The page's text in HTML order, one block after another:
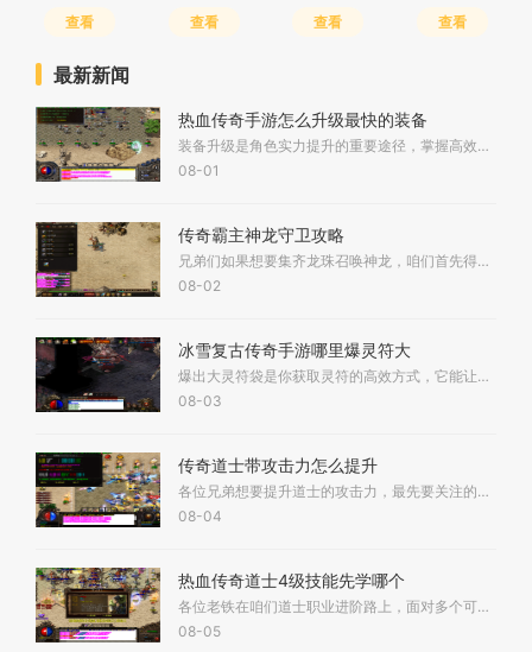
查看 查看 查看 查看
最新新闻
热血传奇手游怎么升级最快的装备
装备升级是角色实力提升的重要途径，掌握高效的升级方法能够显著增强角色的战斗力。玩家首先需要通过各种活动或任务获取黄金装备，这是进行后续强化的基础。获取途径包括游戏
08-01
传奇霸主神龙守卫攻略
兄弟们如果想要集齐龙珠召唤神龙，咱们首先得找到神龙守卫这个大家伙。神龙守卫可不是随便就能遇到的，它只在特定的时间刷新出来，我们最好记好它的出现规律。击败神龙守卫后
08-02
冰雪复古传奇手游哪里爆灵符大
爆出大灵符袋是你获取灵符的高效方式，它能让你的资源快速积累，直接提升你的游戏体验。大灵符袋爆出后会获得1000到9999点灵符，相比小袋和中袋，收益更可观；你可以通过打怪来获
08-03
传奇道士带攻击力怎么提升
各位兄弟想要提升道士的攻击力，最先要关注的就是咱们装备的选择和强化。武器方面最好选择无极棍、逍遥扇这类能直接增加道术攻击的装备，首饰也得优先选道士头盔和道士手镯这
08-04
热血传奇道士4级技能先学哪个
各位老铁在咱们道士职业进阶路上，面对多个可以提升到四级的技能时，往往会纠结优先升级哪一个。根据多位资深玩家的经验平民玩家最稳妥的选择是优先将召唤神兽升至四级。四级
08-05